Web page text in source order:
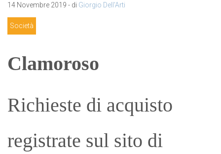
14 Novembre 2019 - di Giorgio Dell'Arti
Società
Clamoroso
Richieste di acquisto
registrate sul sito di